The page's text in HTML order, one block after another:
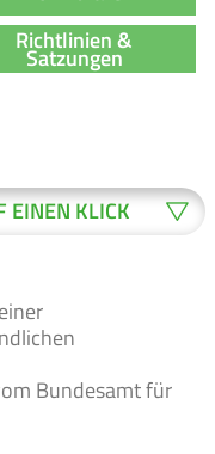
Richtlinien &
Satzungen
EINEN KLICK
Bundesamt für